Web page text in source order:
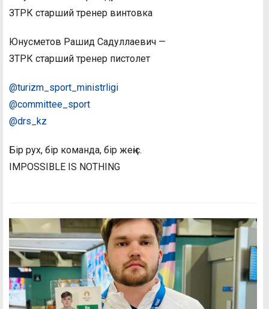
ЗТРК старший тренер винтовка
Юнусметов Рашид Садуллаевич —
ЗТРК старший тренер пистолет
@turizm_sport_ministrligi
@committee_sport
@drs_kz
Бір рух, бір команда, бір жеңіс.
IMPOSSIBLE IS NOTHING